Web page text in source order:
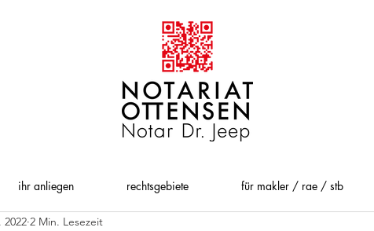
ihr anliegen rechtsgebiete für makler / rae / stb
2022 2 Min. Lesezeit